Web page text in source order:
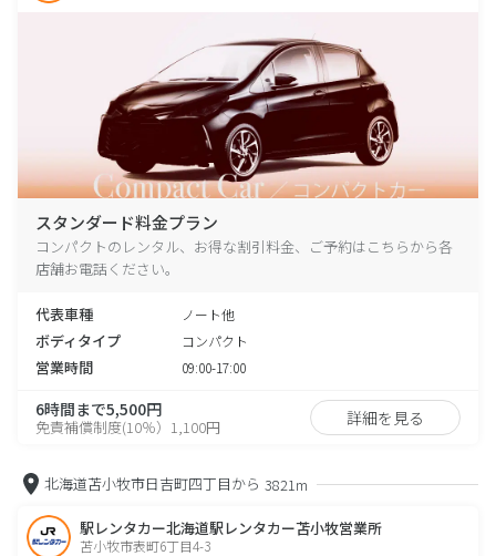
スタンダード料金プラン
コンパクトのレンタル、お得な割引料金、ご予約はこちらから各
店舗お電話ください。
代表車種 ノート他
ボディタイプ コンパクト
営業時間 09:00-17:00
6時間まで5,500円
免責補償制度(10％）1,100円 詳細を見る
北海道苫小牧市日吉町四丁目から 3821m
駅レンタカー北海道駅レンタカー苫小牧営業所
苫小牧市表町6丁目4-3